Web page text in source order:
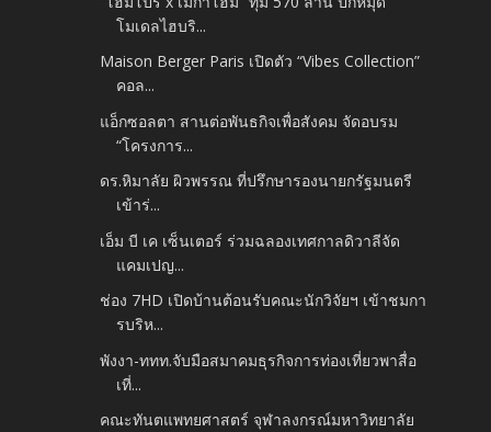
โมเดลไฮบริ...
Maison Berger Paris เปิดตัว “Vibes Collection”
คอล...
แอ็กซอลตา สานต่อพันธกิจเพื่อสังคม จัดอบรม
“โครงการ...
ดร.หิมาลัย ผิวพรรณ ที่ปรึกษารองนายกรัฐมนตรี
เข้าร่...
เอ็ม บี เค เซ็นเตอร์ ร่วมฉลองเทศกาลดิวาลีจัด
แคมเปญ...
ช่อง 7HD เปิดบ้านต้อนรับคณะนักวิจัยฯ เข้าชมกา
รบริห...
พังงา-ททท.จับมือสมาคมธุรกิจการท่องเที่ยวพาสื่อ
เที่...
คณะทันตแพทยศาสตร์ จุฬาลงกรณ์มหาวิทยาลัย